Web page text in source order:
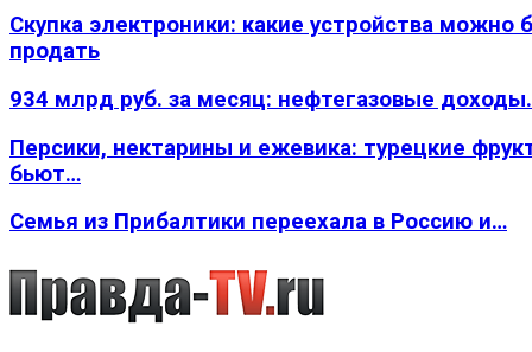
Скупка электроники: какие устройства можно
продать
934 млрд руб. за месяц: нефтегазовые
Персики, нектарины и ежевика: турецкие
бьют…
Семья из Прибалтики переехала в Россию и…